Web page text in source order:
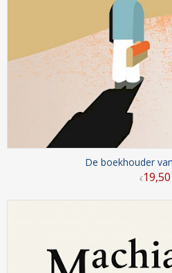
De boekhouder
€19,50